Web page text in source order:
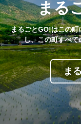
まる
まるごとGO!はこの町
し、この町すべて
ま